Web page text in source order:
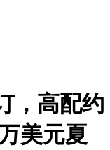
，高配约
美元夏